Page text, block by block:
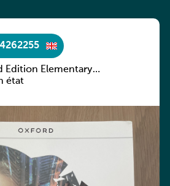
Edition Elementary
état